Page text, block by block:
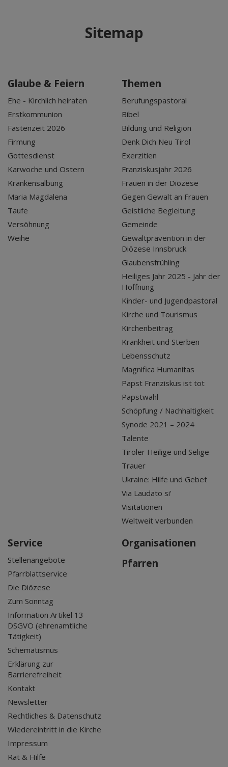
Sitemap
Glaube & Feiern
Ehe - Kirchlich heiraten
Erstkommunion
Fastenzeit 2026
Firmung
Gottesdienst
Karwoche und Ostern
Krankensalbung
Maria Magdalena
Taufe
Versöhnung
Weihe
Themen
Berufungspastoral
Bibel
Bildung und Religion
Denk Dich Neu Tirol
Exerzitien
Franziskusjahr 2026
Frauen in der Diözese
Gegen Gewalt an Frauen
Geistliche Begleitung
Gemeinde
Gewaltprävention in der
Diözese Innsbruck
Glaubensfrühling
Heiliges Jahr 2025 - Jahr der
Hoffnung
Kinder- und Jugendpastoral
Kirche und Tourismus
Kirchenbeitrag
Krankheit und Sterben
Lebensschutz
Magnifica Humanitas
Papst Franziskus ist tot
Papstwahl
Schöpfung / Nachhaltigkeit
Synode 2021 – 2024
Talente
Tiroler Heilige und Selige
Trauer
Ukraine: Hilfe und Gebet
Via Laudato si'
Visitationen
Weltweit verbunden
Service
Stellenangebote
Pfarrblattservice
Die Diözese
Zum Sonntag
Information Artikel 13
DSGVO (ehrenamtliche
Tätigkeit)
Schematismus
Erklärung zur
Barrierefreiheit
Kontakt
Newsletter
Rechtliches & Datenschutz
Wiedereintritt in die Kirche
Impressum
Rat & Hilfe
Organisationen
Pfarren